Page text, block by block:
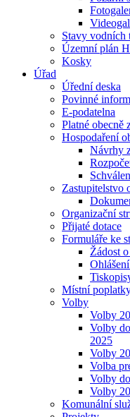
Stavy vodních
Územní plán
Kosky
Úřad
Úřední deska
Povinné
E-podatelna
Platné obecně
Hospodaření
Návrhy
Zastupitelstvo
Organizační
Přijaté dotace
Formuláře ke
Žádost
Místní
Volby
Volby
Volby
2025
Volby
Volba
Volby
Volby
Komunální